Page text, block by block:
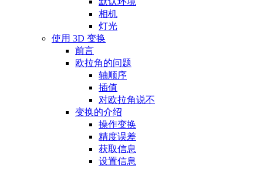
相机
灯光
使用 3D 变换
前言
欧拉角的问题
轴顺序
插值
对欧拉角说不
变换的介绍
操作变换
精度误差
获取信息
设置信息